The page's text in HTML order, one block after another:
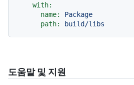
with:
name:
Package
path:
build/libs
도움말 및 지원